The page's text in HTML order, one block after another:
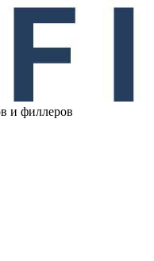
и филлеров